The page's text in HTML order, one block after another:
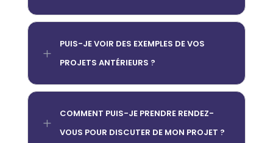
L
PUIS-JE VOIR DES EXEMPLES DE VOS
PROJETS ANTÉRIEURS ?
L
COMMENT PUIS-JE PRENDRE RENDEZ-
VOUS POUR DISCUTER DE MON PROJET ?